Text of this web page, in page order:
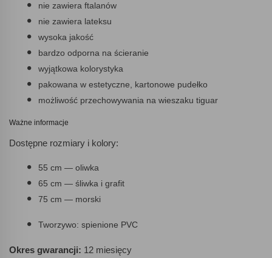
nie zawiera ftalanów
nie zawiera lateksu
wysoka jakość
bardzo odporna na ścieranie
wyjątkowa kolorystyka
pakowana w estetyczne, kartonowe pudełko
możliwość przechowywania na wieszaku tiguar
Ważne informacje
Dostępne rozmiary i kolory:
55 cm — oliwka
65 cm — śliwka i grafit
75 cm — morski
Tworzywo: spienione PVC
Okres gwarancji: 12 miesięcy